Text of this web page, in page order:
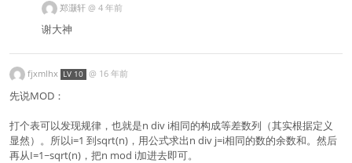
郑灏轩 @ 4 年前
谢大神
fjxmlhx LV 10 @ 16 年前
先说MOD：
打个表可以发现规律，也就是n div i相同的构成等差数列（其实根据定义
显然）。所以i=1 到sqrt(n)，用公式求出n div j=i相同的数的余数和。然后
再从I=1~sqrt(n)，把n mod i加进去即可。